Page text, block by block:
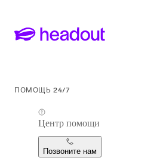
ПОМОЩЬ 24/7
Центр помощи
Позвоните нам